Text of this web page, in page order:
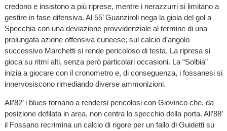
credono e insistono a più riprese, mentre i nerazzurri si limitano a
gestire in fase difensiva. Al 55’ Guanziroli nega la gioia del gol a
Specchia con una deviazione provvidenziale al termine di una
prolungata azione offensiva cuneese; sul calcio d’angolo
successivo Marchetti si rende pericoloso di testa. La ripresa si
gioca su ritmi alti, senza però particolari occasioni. La “Solbia”
inizia a giocare con il cronometro e, di conseguenza, i fossanesi si
innervosiscono rimediando diverse ammonizioni.
All’82’ i blues tornano a rendersi pericolosi con Giovinco che, da
posizione defilata in area, non centra lo specchio della porta. All’88’
il Fossano recrimina un calcio di rigore per un fallo di Guidetti su